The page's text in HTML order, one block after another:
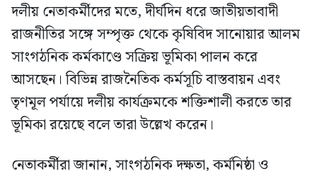
দলীয় নেতাকর্মীদের মতে, দীর্ঘদিন ধরে জাতীয়তাবাদী
রাজনীতির সঙ্গে সম্পৃক্ত থেকে কৃষিবিদ সানোয়ার আলম
সাংগঠনিক কর্মকাণ্ডে সক্রিয় ভূমিকা পালন করে
আসছেন। বিভিন্ন রাজনৈতিক কর্মসূচি বাস্তবায়ন এবং
তৃণমূল পর্যায়ে দলীয় কার্যক্রমকে শক্তিশালী করতে তার
ভূমিকা রয়েছে বলে তারা উল্লেখ করেন।
নেতাকর্মীরা জানান, সাংগঠনিক দক্ষতা, কর্মনিষ্ঠা ও